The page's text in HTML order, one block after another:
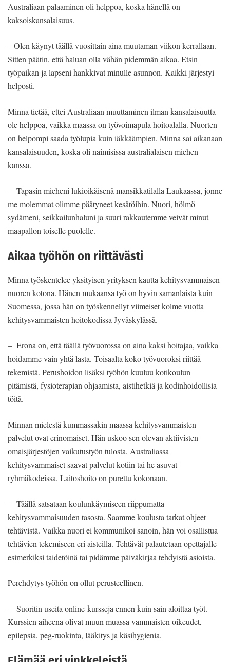
Australiaan palaaminen oli helppoa, koska hänellä on
kaksoiskansalaisuus.
– Olen käynyt täällä vuosittain aina muutaman viikon kerrallaan.
Sitten päätin, että haluan olla vähän pidemmän aikaa. Etsin
työpaikan ja lapseni hankkivat minulle asunnon. Kaikki järjestyi
helposti.
Minna tietää, ettei Australiaan muuttaminen ilman kansalaisuutta
ole helppoa, vaikka maassa on työvoimapula hoitoalalla. Nuorten
on helpompi saada työlupia kuin iäkkäämpien. Minna sai aikanaan
kansalaisuuden, koska oli naimisissa australialaisen miehen
kanssa.
– Tapasin mieheni lukioikäisenä mansikkatilalla Laukaassa, jonne
me molemmat olimme päätyneet kesätöihin. Nuori, hölmö
sydämeni, seikkailunhaluni ja suuri rakkautemme veivät minut
maapallon toiselle puolelle.
Aikaa työhön on riittävästi
Minna työskentelee yksityisen yrityksen kautta kehitysvammaisen
nuoren kotona. Hänen mukaansa työ on hyvin samanlaista kuin
Suomessa, jossa hän on työskennellyt viimeiset kolme vuotta
kehitysvammaisten hoitokodissa Jyväskylässä.
– Erona on, että täällä työvuorossa on aina kaksi hoitajaa, vaikka
hoidamme vain yhtä lasta. Toisaalta koko työvuoroksi riittää
tekemistä. Perushoidon lisäksi työhön kuuluu kotikoulun
pitämistä, fysioterapian ohjaamista, aistihetkiä ja kodinhoidollisia
töitä.
Minnan mielestä kummassakin maassa kehitysvammaisten
palvelut ovat erinomaiset. Hän uskoo sen olevan aktiivisten
omaisjärjestöjen vaikutustyön tulosta. Australiassa
kehitysvammaiset saavat palvelut kotiin tai he asuvat
ryhmäkodeissa. Laitoshoito on purettu kokonaan.
– Täällä satsataan koulunkäymiseen riippumatta
kehitysvammaisuuden tasosta. Saamme koulusta tarkat ohjeet
tehtävistä. Vaikka nuori ei kommunikoi sanoin, hän voi osallistua
tehtävien tekemiseen eri aisteilla. Tehtävät palautetaan opettajalle
esimerkiksi taidetöinä tai pidämme päiväkirjaa tehdyistä asioista.
Perehdytys työhön on ollut perusteellinen.
– Suoritin useita online-kursseja ennen kuin sain aloittaa työt.
Kurssien aiheena olivat muun muassa vammaisten oikeudet,
epilepsia, peg-ruokinta, lääkitys ja käsihygienia.